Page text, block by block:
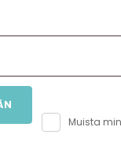
Muista